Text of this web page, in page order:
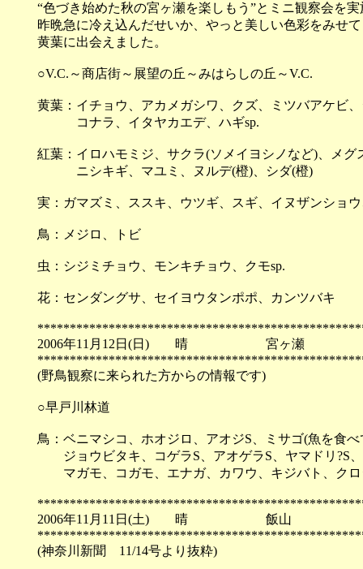
“色づき始めた秋の宮ヶ瀬を楽しもう”とミニ観察会を
昨晩急に冷え込んだせいか、やっと美しい色彩をみせ
黄葉に出会えました。
○V.C.～商店街～展望の丘～みはらしの丘～V.C.
黄葉：イチョウ、アカメガシワ、クズ、ミツバアケビ
コナラ、イタヤカエデ、ハギsp.
紅葉：イロハモミジ、サクラ(ソメイヨシノなど)、メ
ニシキギ、マユミ、ヌルデ(橙)、シダ(橙)
実：ガマズミ、ススキ、ウツギ、スギ、イヌザンショ
鳥：メジロ、トビ
虫：シジミチョウ、モンキチョウ、クモsp.
花：センダングサ、セイヨウタンポポ、カンツバキ
2006年11月12日(日) 晴 宮ヶ瀬
(野鳥観察に来られた方からの情報です)
○早戸川林道
鳥：ベニマシコ、ホオジロ、アオジS、ミサゴ(魚を食
ジョウビタキ、コゲラS、アオゲラS、ヤマドリ?S
マガモ、コガモ、エナガ、カワウ、キジバト、クロ
2006年11月11日(土) 晴 飯山
(神奈川新聞 11/14号より抜粋)